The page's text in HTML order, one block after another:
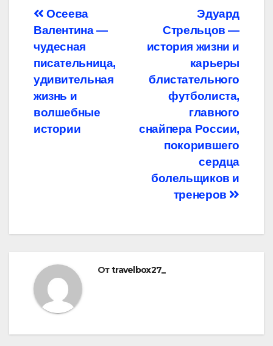
Навигация
по
записям
Эдуард
Стрельцов —
история жизни и
карьеры
блистательного
футболиста,
главного
снайпера России,
покорившего
сердца
болельщиков и
тренеров
Осеева
Валентина —
чудесная
писательница,
удивительная
жизнь и
волшебные
истории
Отtravelbox27_